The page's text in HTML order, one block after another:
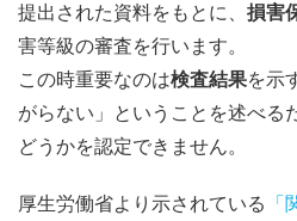
提出された資料をもとに、 損害
害等級の審査を行います。
この時重要なのは検査結果を示
がらない」ということを述べる
どうかを認定できません。
厚生労働省より示されている